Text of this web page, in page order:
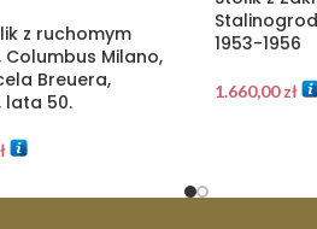
z ruchomym
Milano,
Breuera,
lata 50.
1953-1956
1.660,00zł